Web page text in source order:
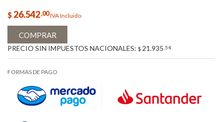
$ 26.542,00IVA Incluido
COMPRAR
PRECIO SIN IMPUESTOS NACIONALES: $ 21.935 ,54
FORMAS DE PAGO